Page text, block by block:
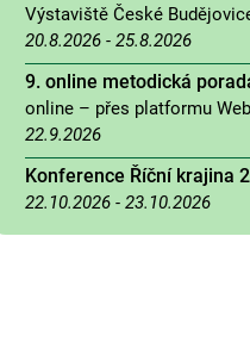
Výstaviště České
20.8.2026 - 25.8.2026
9. online metodická
online – přes platformu
22.9.2026
Konference Říční krajina
22.10.2026 - 23.10.2026